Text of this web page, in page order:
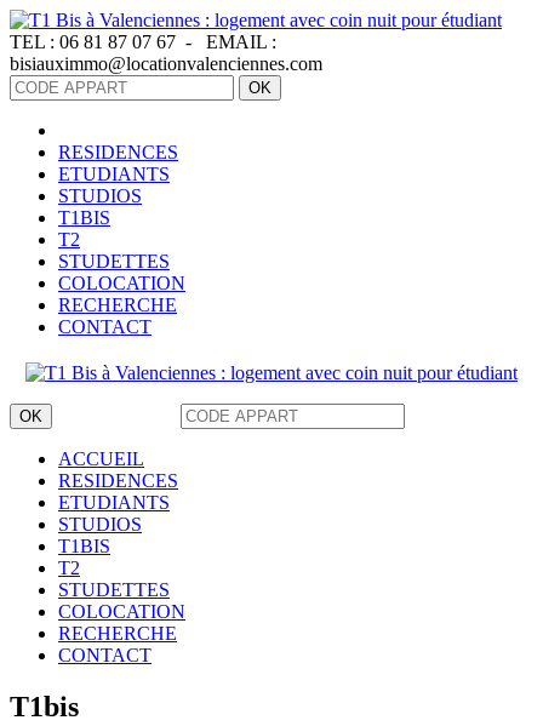
TEL : 06 81 87 07 67 - EMAIL :
bisiauximmo@locationvalenciennes.com
OK
RESIDENCES
ETUDIANTS
STUDIOS
T1BIS
T2
STUDETTES
COLOCATION
RECHERCHE
CONTACT
OK
ACCUEIL
RESIDENCES
ETUDIANTS
STUDIOS
T1BIS
T2
STUDETTES
COLOCATION
RECHERCHE
CONTACT
T1bis
Panneau de gestion des cookies